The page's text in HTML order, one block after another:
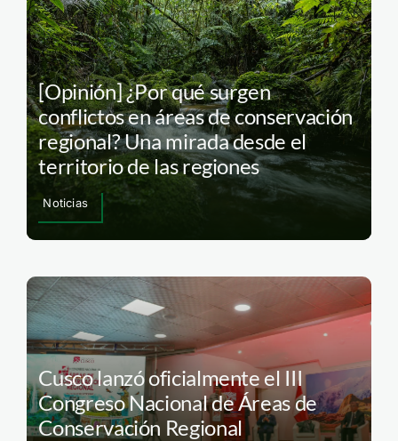
[Opinión] ¿Por qué surgen
conflictos en áreas de conservación
regional? Una mirada desde el
territorio de las regiones
Noticias
Cusco lanzó oficialmente el III
Congreso Nacional de Áreas de
Conservación Regional